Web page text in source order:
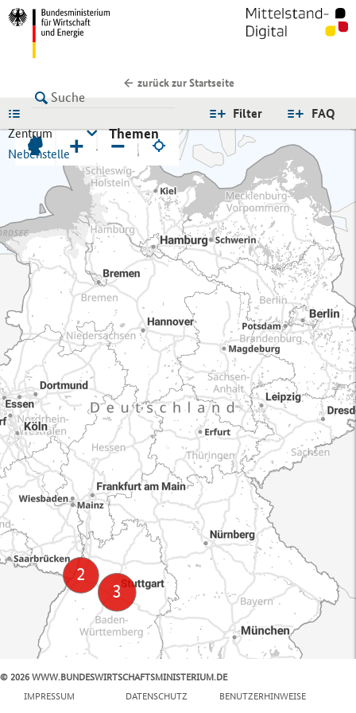
zurück zur Startseite
FAQ
Filter
Zentrum
Nebenstelle
Themen
+ −
© 2026 WWW.BUNDESWIRTSCHAFTSMINISTERIUM.DE
IMPRESSUM
DATENSCHUTZ BENUTZERHINWEISE